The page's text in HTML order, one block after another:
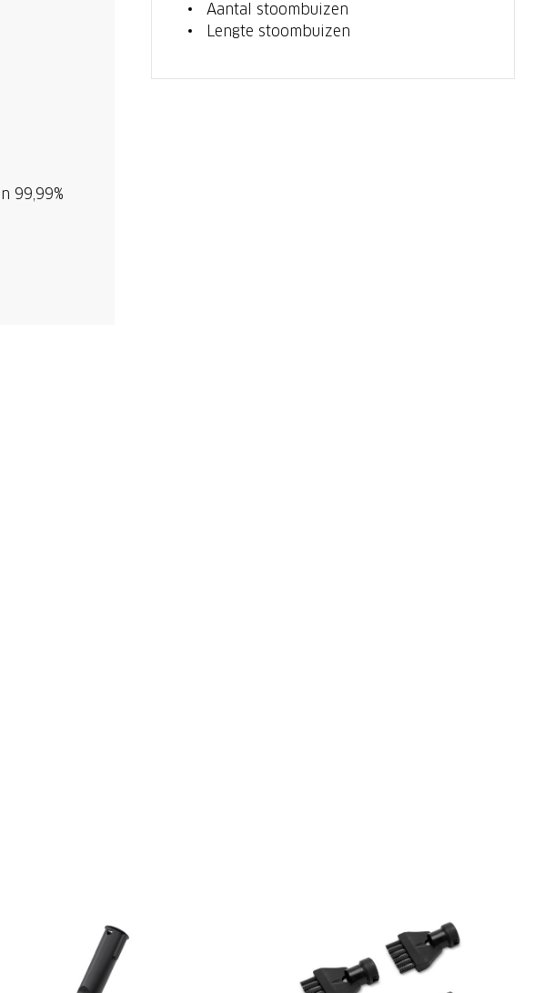
99,99%
Aantal stoombuizen
Lengte stoombuizen